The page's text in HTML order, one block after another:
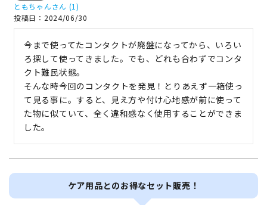
ともちゃん
1
投稿日
2024/06/30
今まで使ってたコンタクトが廃盤になってから、いろい
ろ探して使ってきました。でも、どれも合わずでコンタ
クト難民状態。
そんな時今回のコンタクトを発見！とりあえず一箱使っ
て見る事に。すると、見え方や付け心地感が前に使って
た物に似ていて、全く違和感なく使用することができま
した。
ケア用品とのお得なセット販売！